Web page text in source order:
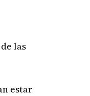
las
estar